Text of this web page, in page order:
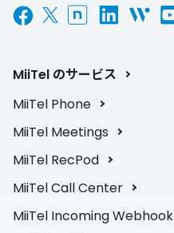
MiiTel のサービス
MiiTel Phone
MiiTel Meetings
MiiTel RecPod
MiiTel Call Center
MiiTel Incoming Webhook